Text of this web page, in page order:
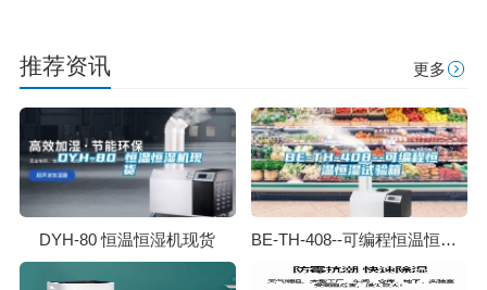
推荐资讯 更多
DYH-80 恒温恒湿机现货 BE-TH-408--可编程恒温恒湿试验箱